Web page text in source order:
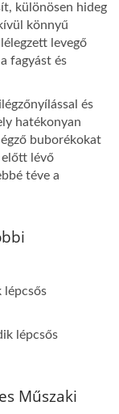
különösen hideg
könnyű
levegő
fagyást és
és
hatékonyan
buborékokat
lévő
téve a
lépcsős
lépcsős
Műszaki